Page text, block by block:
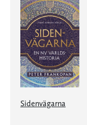
Sidenvägarna